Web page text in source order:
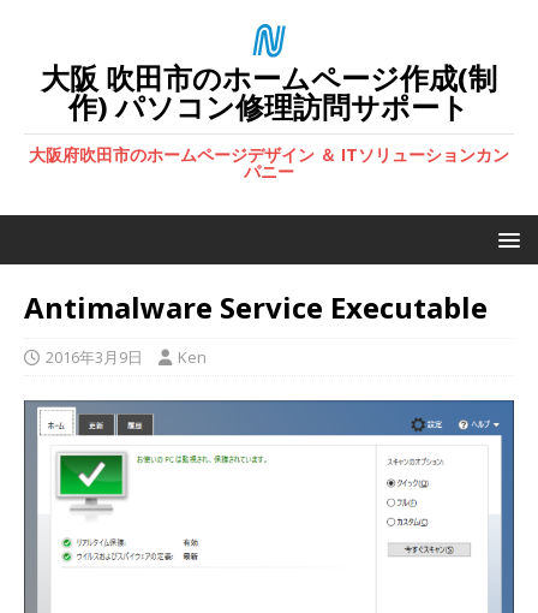
大阪 吹田市のホームページ作成(制
作) パソコン修理訪問サポート
大阪府吹田市のホームページデザイン ＆ ITソリューションカン
パニー
Antimalware Service Executable
2016年3月9日 Ken